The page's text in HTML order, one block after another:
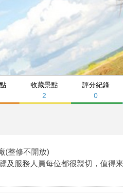
收藏景點
2
評分紀錄
0
(整修不開放)
及服務人員每位都很親切，值得來